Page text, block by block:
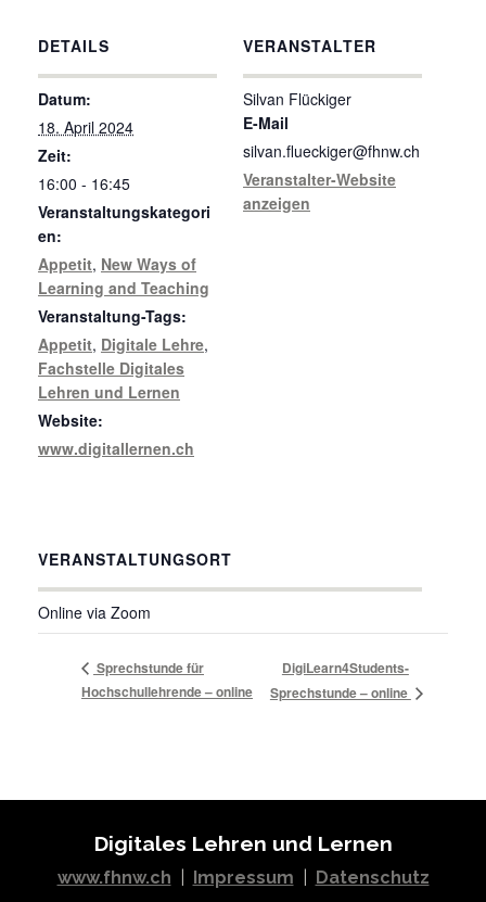
DETAILS
Datum:
18. April 2024
Zeit:
16:00 - 16:45
Veranstaltungskategori
en:
Appetit, New Ways of
Learning and Teaching
Veranstaltung-Tags:
Appetit, Digitale Lehre,
Fachstelle Digitales
Lehren und Lernen
Website:
www.digitallernen.ch
VERANSTALTER
Silvan Flückiger
E-Mail
silvan.flueckiger@fhnw.ch
Veranstalter-Website
anzeigen
VERANSTALTUNGSORT
Online via Zoom
Sprechstunde für
Hochschullehrende – online
DigiLearn4Students-
Sprechstunde – online
Digitales Lehren und Lernen
www.fhnw.ch Impressum Datenschutz